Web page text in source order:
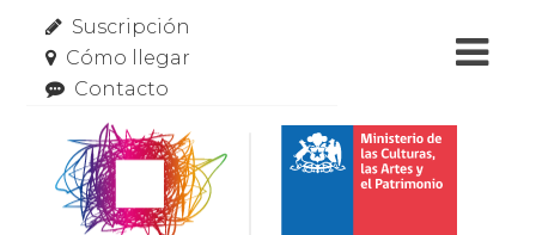
Suscripción
Cómo llegar
Contacto